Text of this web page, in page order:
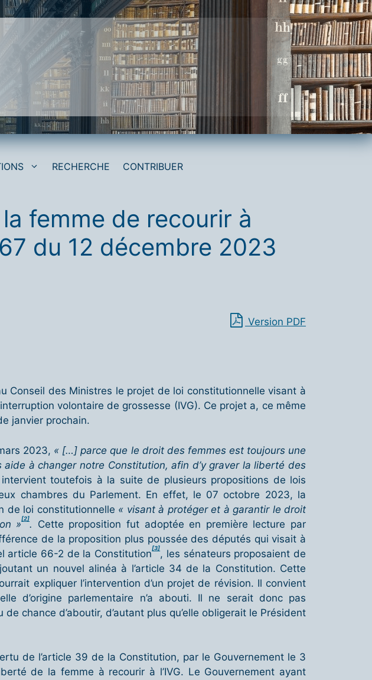
RECHERCHE CONTRIBUER
femme de recourir à
du 12 décembre 2023
Version PDF
Conseil des Ministres le projet de loi constitutionnelle visant à
volontaire de grossesse (IVG). Ce projet a, ce même
janvier prochain.
2023, « […] parce que le droit des femmes est toujours une
à changer notre Constitution, afin d’y graver la liberté des
toutefois à la suite de plusieurs propositions de lois
chambres du Parlement. En effet, le 07 octobre 2023, la
de loi constitutionnelle « visant à protéger et à garantir le droit
»[2]. Cette proposition fut adoptée en première lecture par
de la proposition plus poussée des députés qui visait à
article 66-2 de la Constitution[3], les sénateurs proposaient de
un nouvel alinéa à l’article 34 de la Constitution. Cette
expliquer l’intervention d’un projet de révision. Il convient
d’origine parlementaire n’a abouti. Il ne serait donc pas
chance d’aboutir, d’autant plus qu’elle obligerait le Président
de l’article 39 de la Constitution, par le Gouvernement le 3
de la femme à recourir à l’IVG. Le Gouvernement ayant